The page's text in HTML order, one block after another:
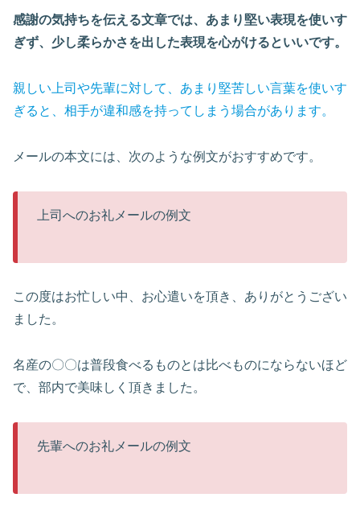
感謝の気持ちを伝える文章では、あまり堅い表現を使いす
ぎず、少し柔らかさを出した表現を心がけるといいです。
親しい上司や先輩に対して、あまり堅苦しい言葉を使いす
ぎると、相手が違和感を持ってしまう場合があります。
メールの本文には、次のような例文がおすすめです。
上司へのお礼メールの例文
この度はお忙しい中、お心遣いを頂き、ありがとうござい
ました。
名産の〇〇は普段食べるものとは比べものにならないほど
で、部内で美味しく頂きました。
先輩へのお礼メールの例文